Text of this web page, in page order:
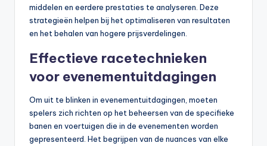
middelen en eerdere prestaties te analyseren. Deze
strategieën helpen bij het optimaliseren van resultaten
en het behalen van hogere prijsverdelingen.
Effectieve racetechnieken
voor evenementuitdagingen
Om uit te blinken in evenementuitdagingen, moeten
spelers zich richten op het beheersen van de specifieke
banen en voertuigen die in de evenementen worden
gepresenteerd. Het begrijpen van de nuances van elke